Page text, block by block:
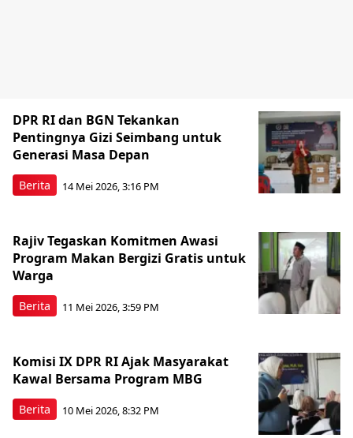
Berita
DPR RI dan BGN Tekankan
Pentingnya Gizi Seimbang untuk
Generasi Masa Depan
14 Mei 2026, 3:16 PM
Berita
Rajiv Tegaskan Komitmen Awasi
Program Makan Bergizi Gratis untuk
Warga
11 Mei 2026, 3:59 PM
Berita
Komisi IX DPR RI Ajak Masyarakat
Kawal Bersama Program MBG
10 Mei 2026, 8:32 PM